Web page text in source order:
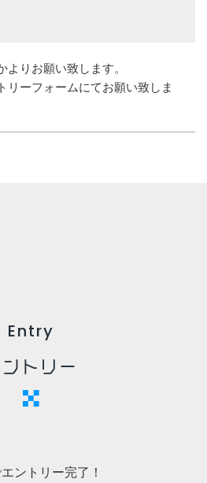
りお願い致します。
ーフォームにてお願い致しま
Entry
トリー
ントリー完了！